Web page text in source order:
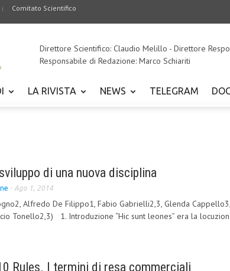
Comitato Scientifico
Direttore Scientifico: Claudio Melillo - Direttore
Responsabile di Redazione: Marco Schiariti
LA RIVISTA NEWS TELEGRAM
di una nuova disciplina
- Ago 1, 2014
Alfredo De Filippo1, Fabio Gabrielli2,3, Glenda Cappello3,
Tonello2,3) 1. Introduzione “Hic sunt leones” era la
Rules. I termini di resa commerciali